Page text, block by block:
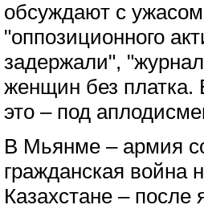
обсуждают с
"оппозиционного
задержали",
женщин без платка.
это – под
В Мьянме – армия
гражданская война
Казахстане – после